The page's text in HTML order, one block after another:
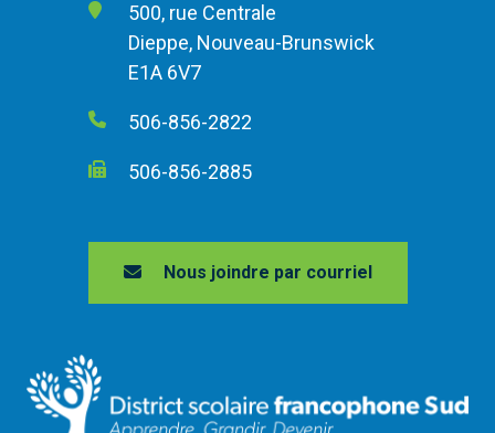
500, rue Centrale
Dieppe, Nouveau-Brunswick
E1A 6V7
506-856-2822
506-856-2885
Nous joindre par courriel